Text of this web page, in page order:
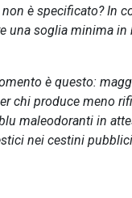
è specificato? In
una soglia minima in
è questo:
chi produce meno
maleodoranti in
nei cestini